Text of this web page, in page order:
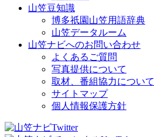
山笠豆知識
博多祇園山笠用語辞典
山笠データルーム
山笠ナビへのお問い合わせ
よくあるご質問
写真提供について
取材、番組協力について
サイトマップ
個人情報保護方針